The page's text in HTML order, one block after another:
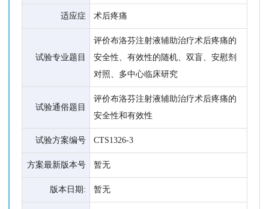
适应症 术后疼痛
试验专业题目
评价布洛芬注射液辅助治疗术后疼痛的
安全性、有效性的随机、双盲、安慰剂
对照、多中心临床研究
试验通俗题目
评价布洛芬注射液辅助治疗术后疼痛的
安全性和有效性
试验方案编号 CTS1326-3
方案最新版本号 暂无
版本日期: 暂无